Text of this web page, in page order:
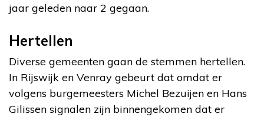
jaar geleden naar 2 gegaan.
Hertellen
Diverse gemeenten gaan de stemmen hertellen.
In Rijswijk en Venray gebeurt dat omdat er
volgens burgemeesters Michel Bezuijen en Hans
Gilissen signalen zijn binnengekomen dat er